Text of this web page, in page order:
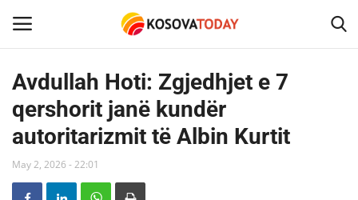
Home
KOSOVA
SHQIPERIA
Avdullah Hoti: Zgjedhjet e 7
qershorit janë kundër
autoritarizmit të Albin Kurtit
May 2, 2026 - 22:01